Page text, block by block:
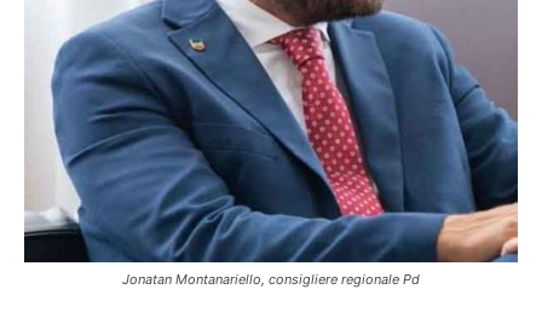
Jonatan Montanariello, consigliere regionale Pd